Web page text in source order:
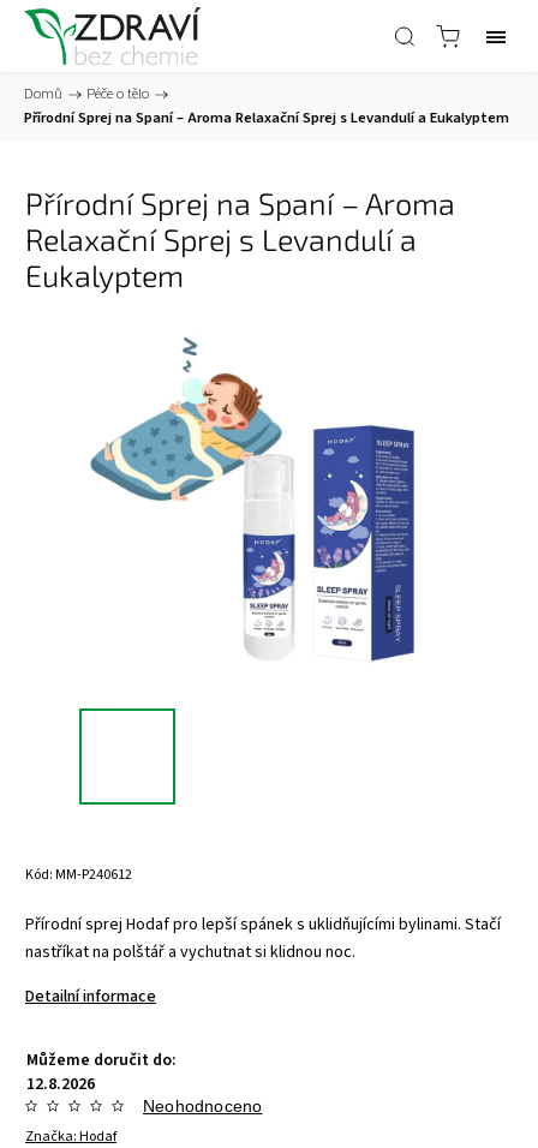
Domů / Péče o tělo /
Přírodní Sprej na Spaní – Aroma Relaxační Sprej s Levandulí a Eukalyptem
Přírodní Sprej na Spaní – Aroma
Relaxační Sprej s Levandulí a
Eukalyptem
Kód:MM-P240612
Přírodní sprej Hodaf pro lepší spánek s uklidňujícími bylinami. Stačí
nastříkat na polštář a vychutnat si klidnou noc.
Detailní informace
Můžeme doručit do:
12.8.2026
Značka:Hodaf
Neohodnoceno